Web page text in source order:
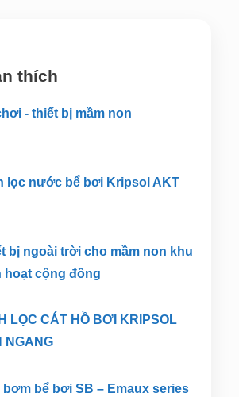
thích
- thiết bị mầm non
lọc nước bể bơi Kripsol AKT
bị ngoài trời cho mầm non khu
hoạt cộng đồng
LỌC CÁT HỒ BƠI KRIPSOL
NGANG
bơm bể bơi SB – Emaux series